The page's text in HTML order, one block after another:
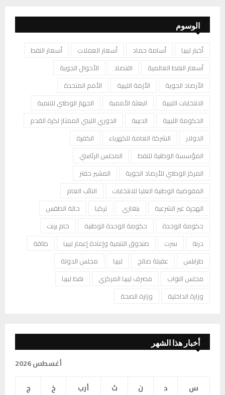
الوسوم
أخبار ليبيا أسامة حماد أسعار العملات
أسعار النفط
أسعار النفط العالمية
اقتصاد
الأحوال الجوية
الأرصاد الجوية
الأزمة الليبية
الأمم المتحدة
الانتخابات الليبية
البعثة الأممية
الجهاز الوطني للتنمية
الحكومة الليبية
الدبيبة
الدوري الليبي الممتاز لكرة القدم
الدولار
الشركة العامة للكهرباء
الكفرة
المؤسسة الوطنية للنفط
المجلس الرئاسي
المركز الوطني للأرصاد الجوية
المشير حفتر
المفوضية الوطنية العليا للانتخابات
النائب العام
الهجرة غير الشرعية
بنغازي تركيا
حالة الطقس
حكومة الوحدة
حكومة الوحدة الوطنية
خام برنت
درنة
سرت صندوق التنمية وإعادة إعمار ليبيا
طاقة
طرابلس
عقيلة صالح ليبيا
مجلس الدولة
مجلس النواب
مصرف ليبيا المركزي
نفط ليبيا
وزارة الداخلية
وزارة الصحة
أخبار هذا الشهر
أغسطس 2026
س
د ن ث أرب خ
ج